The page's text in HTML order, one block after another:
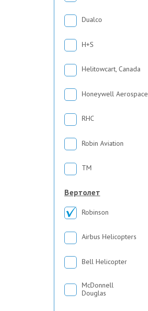
Dualco
H+S
Helitowcart, Canada
Honeywell Aerospace
RHC
Robin Aviation
TM
Вертолет
Robinson
Airbus Helicopters
Bell Helicopter
McDonnell
Douglas